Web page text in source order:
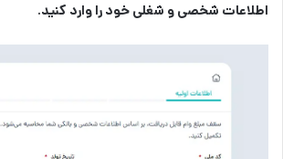
اطلاعات شخصی و شغلی خود را وارد کنید.